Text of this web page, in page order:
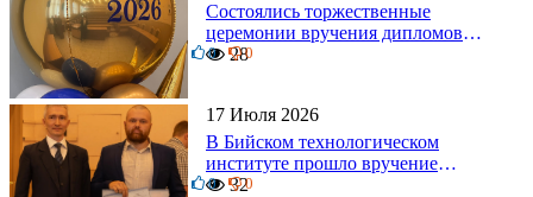
Состоялись торжественные
церемонии вручения дипломов
выпускникам БТИ
0 0
28
17 Июля 2026
В Бийском технологическом
институте прошло вручение
дипломов
0 0
32